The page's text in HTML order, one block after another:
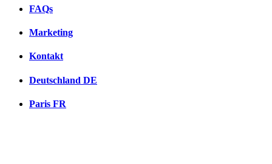
FAQs
Marketing
Kontakt
Deutschland DE
Paris FR